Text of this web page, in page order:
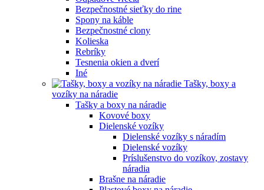
Bezpečnostné sieťky do rine
Spony na káble
Bezpečnostné clony
Kolieska
Rebríky
Tesnenia okien a dverí
Iné
Tašky, boxy a
vozíky na náradie
Tašky a boxy na náradie
Kovové boxy
Dielenské vozíky
Dielenské vozíky s náradím
Dielenské vozíky
Príslušenstvo do vozíkov, zostavy
náradia
Brašne na náradie